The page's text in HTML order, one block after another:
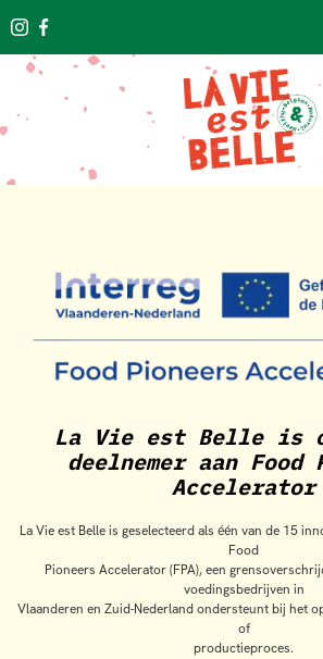
La Vie est Belle is
deelnemer aan Food
Accelerator
La Vie est Belle is geselecteerd als één van de 15
Food
Pioneers Accelerator (FPA), een
voedingsbedrijven in
Vlaanderen en Zuid-Nederland ondersteunt bij het
of
productieproces.